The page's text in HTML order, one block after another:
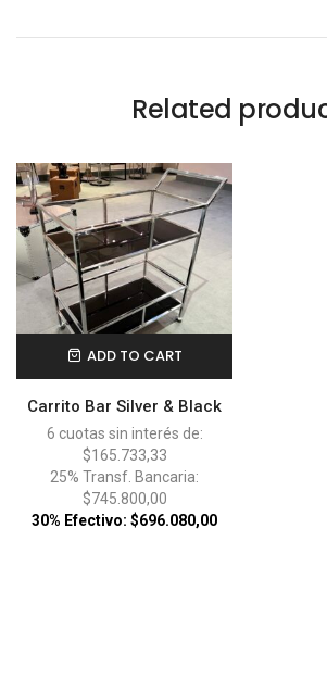
Related
ADD TO CART
Carrito Bar Silver & Black
6 cuotas sin interés de:
$165.733,33
25% Transf. Bancaria:
$745.800,00
30% Efectivo: $696.080,00